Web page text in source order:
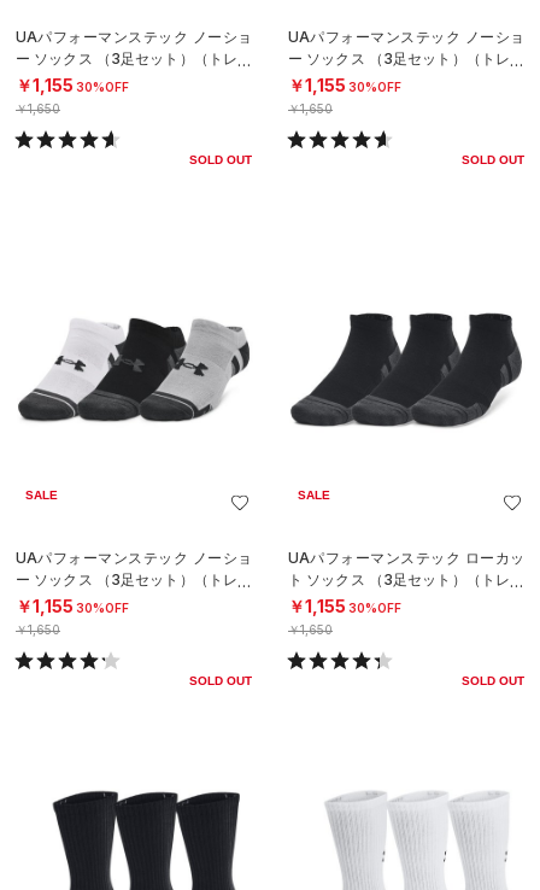
UAパフォーマンステック ノーショ
ー ソックス （3足セット）（トレー
ニング/UNISEX）
￥1,155 30%OFF
￥1,650
SOLD OUT
UAパフォーマンステック ノーショ
ー ソックス （3足セット）（トレー
ニング/UNISEX）
￥1,155 30%OFF
￥1,650
SOLD OUT
SALE
UAパフォーマンステック ノーショ
ー ソックス （3足セット）（トレー
ニング/UNISEX）
￥1,155 30%OFF
￥1,650
SOLD OUT
SALE
UAパフォーマンステック ローカッ
ト ソックス （3足セット）（トレー
ニング/UNISEX）
￥1,155 30%OFF
￥1,650
SOLD OUT